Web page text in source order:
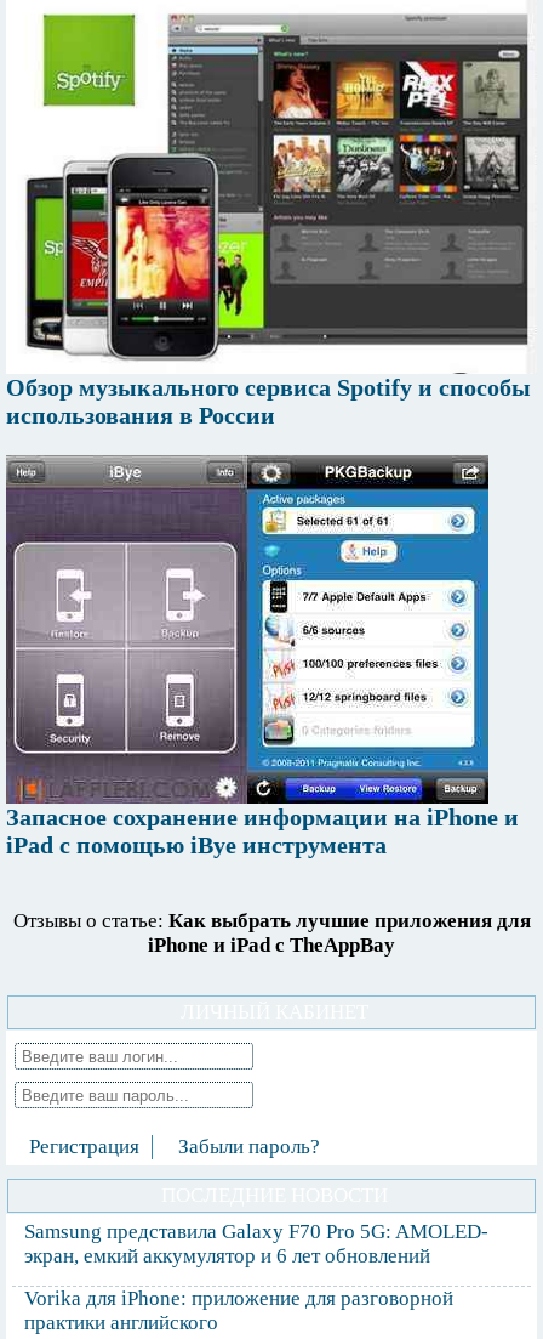
Обзор музыкального сервиса Spotify и способы
использования в России
Запасное сохранение информации на iPhone и
iPad с помощью iBye инструмента
Отзывы о статье: Как выбрать лучшие приложения для
iPhone и iPad с TheAppBay
Регистрация Забыли пароль?
Samsung представила Galaxy F70 Pro 5G: AMOLED-
экран, емкий аккумулятор и 6 лет обновлений
Vorika для iPhone: приложение для разговорной
практики английского